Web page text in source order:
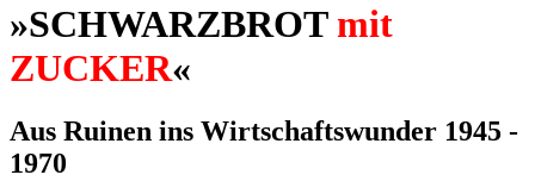
»SCHWARZBROTmit
ZUCKER«
Aus Ruinen ins Wirtschaftswunder 1945 -
1970